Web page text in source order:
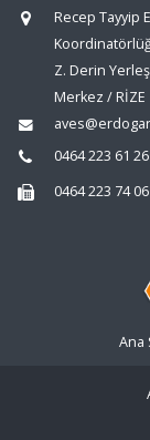
Recep Tayyip
Z. Derin
Merkez / RİZE
0464 223 61 26
0464 223 74 06
Ana